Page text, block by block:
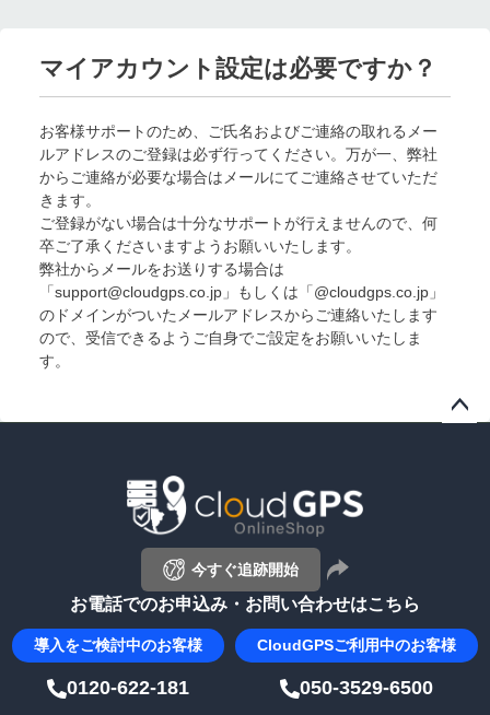
マイアカウント設定は必要ですか？
お客様サポートのため、ご氏名およびご連絡の取れるメー
ルアドレスのご登録は必ず行ってください。万が一、弊社
からご連絡が必要な場合はメールにてご連絡させていただ
きます。
ご登録がない場合は十分なサポートが行えませんので、何
卒ご了承くださいますようお願いいたします。
弊社からメールをお送りする場合は
「support@cloudgps.co.jp」もしくは「@cloudgps.co.jp」
のドメインがついたメールアドレスからご連絡いたします
ので、受信できるようご自身でご設定をお願いいたしま
す。
今すぐ追跡開始
お電話でのお申込み・お問い合わせはこちら
導入をご検討中のお客様 CloudGPSご利用中のお客様
0120-622-181 050-3529-6500